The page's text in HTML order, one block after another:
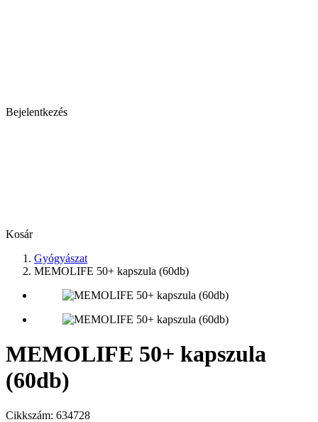
Bejelentkezés
Kosár
Gyógyászat
MEMOLIFE 50+ kapszula (60db)
MEMOLIFE 50+ kapszula
(60db)
Cikkszám: 634728